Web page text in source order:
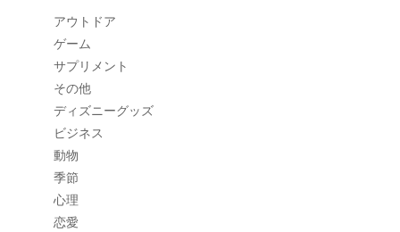
アウトドア
ゲーム
サプリメント
その他
ディズニーグッズ
ビジネス
動物
季節
心理
恋愛